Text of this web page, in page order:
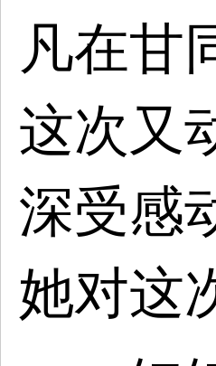
凡在甘
这次又
深受感
她对这